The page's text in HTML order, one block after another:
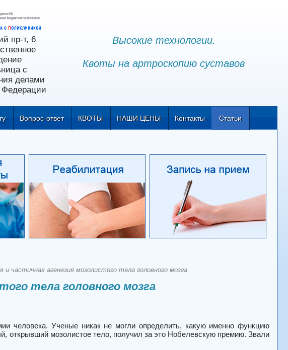
Высокие технологии.
Квоты на артроскопию суставов
пр-т, 6
с
делами
Федерации
Вопрос-ответ КВОТЫ НАШИ ЦЕНЫ Контакты Статьи
и частичная агенезия мозолистого тела головного мозга
тела головного мозга
человека. Ученые никак не могли определить, какую именно функцию
открывший мозолистое тело, получил за это Нобелевскую премию. Звали